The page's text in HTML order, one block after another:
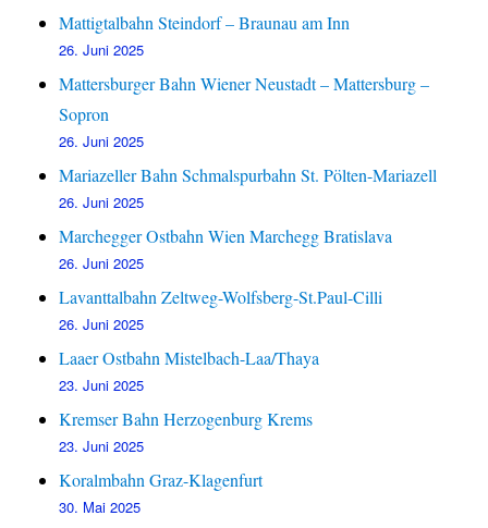
Mattigtalbahn Steindorf – Braunau am Inn
26. Juni 2025
Mattersburger Bahn Wiener Neustadt – Mattersburg –
Sopron
26. Juni 2025
Mariazeller Bahn Schmalspurbahn St. Pölten-Mariazell
26. Juni 2025
Marchegger Ostbahn Wien Marchegg Bratislava
26. Juni 2025
Lavanttalbahn Zeltweg-Wolfsberg-St.Paul-Cilli
26. Juni 2025
Laaer Ostbahn Mistelbach-Laa/Thaya
23. Juni 2025
Kremser Bahn Herzogenburg Krems
23. Juni 2025
Koralmbahn Graz-Klagenfurt
30. Mai 2025